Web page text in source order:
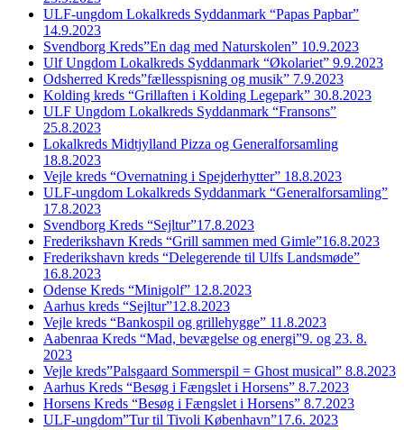
ULF-ungdom Lokalkreds Syddanmark “Papas Papbar”
14.9.2023
Svendborg Kreds”En dag med Naturskolen” 10.9.2023
Ulf Ungdom Lokalkreds Syddanmark “Økolariet” 9.9.2023
Odsherred Kreds”fællesspisning og musik” 7.9.2023
Kolding kreds “Grillaften i Kolding Legepark” 30.8.2023
ULF Ungdom Lokalkreds Syddanmark “Fransons”
25.8.2023
Lokalkreds Midtjylland Pizza og Generalforsamling
18.8.2023
Vejle kreds “Overnatning i Spejderhytter” 18.8.2023
ULF-ungdom Lokalkreds Syddanmark “Generalforsamling”
17.8.2023
Svendborg Kreds “Sejltur”17.8.2023
Frederikshavn Kreds “Grill sammen med Gimle”16.8.2023
Frederikshavn kreds “Delegerende til Ulfs Landsmøde”
16.8.2023
Odense Kreds “Minigolf” 12.8.2023
Aarhus kreds “Sejltur”12.8.2023
Vejle kreds “Bankospil og grillehygge” 11.8.2023
Aabenraa Kreds “Mad, bevægelse og energi”9. og 23. 8.
2023
Vejle kreds”Palsgaard Sommerspil = Ghost musical” 8.8.2023
Aarhus Kreds “Besøg i Fængslet i Horsens” 8.7.2023
Horsens Kreds “Besøg i Fængslet i Horsens” 8.7.2023
ULF-ungdom”Tur til Tivoli København”17.6. 2023